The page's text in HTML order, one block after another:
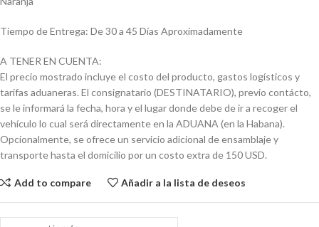
Tiempo de Entrega: De 30 a 45 Días Aproximadamente
A TENER EN CUENTA:
El precio mostrado incluye el costo del producto, gastos logísticos y
tarifas aduaneras. El consignatario (DESTINATARIO), previo contácto,
se le informará la fecha, hora y el lugar donde debe de ir a recoger el
vehículo lo cual será directamente en la ADUANA (en la Habana).
Opcionalmente, se ofrece un servicio adicional de ensamblaje y
transporte hasta el domicilio por un costo extra de 150 USD.
Add to compare Añadir a la lista de deseos